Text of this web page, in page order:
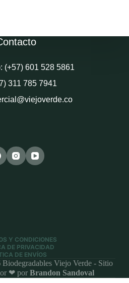
(+57) 601 528 5861
311 785 7941
Y CONDICIONES
DE PRIVACIDAD
DE ENVÍOS
Viejo Verde - Sitio
❤ por Brandon Sandoval